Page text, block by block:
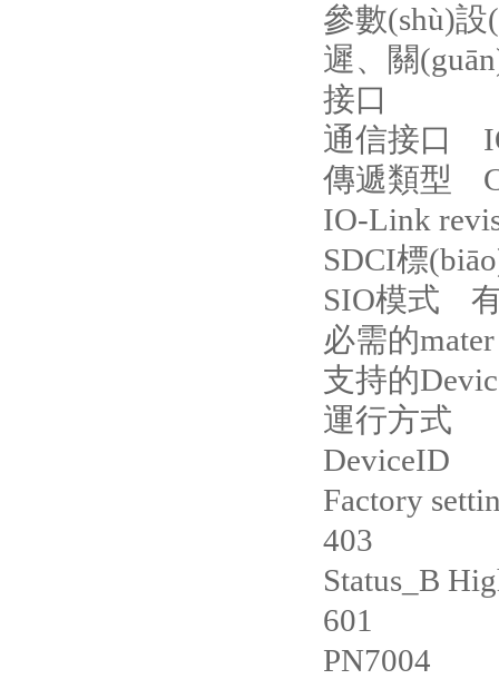
參數(shù)
遲、關
接口
通信接口
傳遞類型
IO-Link
SDCI標
SIO模式
必需的
支持的
運行方式
DeviceID
Factory
403
Status_B
601
PN7004